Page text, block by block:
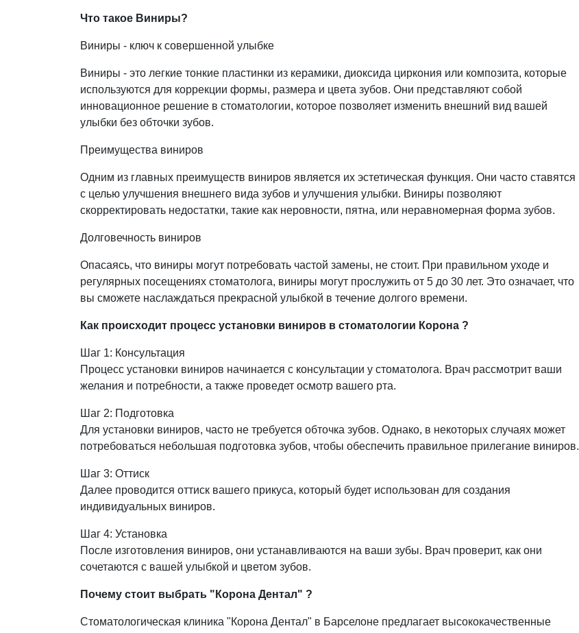
Что такое Виниры?
Виниры - ключ к совершенной улыбке
Виниры - это легкие тонкие пластинки из керамики, диоксида циркония или композита, которые
используются для коррекции формы, размера и цвета зубов. Они представляют собой
инновационное решение в стоматологии, которое позволяет изменить внешний вид вашей
улыбки без обточки зубов.
Преимущества виниров
Одним из главных преимуществ виниров является их эстетическая функция. Они часто ставятся
с целью улучшения внешнего вида зубов и улучшения улыбки. Виниры позволяют
скорректировать недостатки, такие как неровности, пятна, или неравномерная форма зубов.
Долговечность виниров
Опасаясь, что виниры могут потребовать частой замены, не стоит. При правильном уходе и
регулярных посещениях стоматолога, виниры могут прослужить от 5 до 30 лет. Это означает, что
вы сможете наслаждаться прекрасной улыбкой в течение долгого времени.
Как происходит процесс установки виниров в стоматологии Корона ?
Шаг 1: Консультация
Процесс установки виниров начинается с консультации у стоматолога. Врач рассмотрит ваши
желания и потребности, а также проведет осмотр вашего рта.
Шаг 2: Подготовка
Для установки виниров, часто не требуется обточка зубов. Однако, в некоторых случаях может
потребоваться небольшая подготовка зубов, чтобы обеспечить правильное прилегание виниров.
Шаг 3: Оттиск
Далее проводится оттиск вашего прикуса, который будет использован для создания
индивидуальных виниров.
Шаг 4: Установка
После изготовления виниров, они устанавливаются на ваши зубы. Врач проверит, как они
сочетаются с вашей улыбкой и цветом зубов.
Почему стоит выбрать "Корона Дентал" ?
Стоматологическая клиника "Корона Дентал" в Барселоне предлагает высококачественные